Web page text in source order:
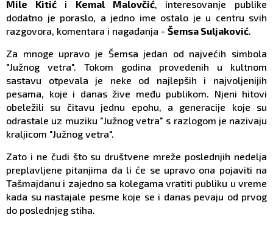
Mile Kitići Kemal Malovčić, interesovanje publike
dodatno je poraslo, a jedno ime ostalo je u centru svih
razgovora, komentara i nagađanja - Šemsa Suljaković.
Za mnoge upravo je Šemsa jedan od najvećih simbola
"Južnog vetra". Tokom godina provedenih u kultnom
sastavu otpevala je neke od najlepših i najvoljenijih
pesama, koje i danas žive među publikom. Njeni hitovi
obeležili su čitavu jednu epohu, a generacije koje su
odrastale uz muziku "Južnog vetra" s razlogom je nazivaju
kraljicom "Južnog vetra".
Zato i ne čudi što su društvene mreže poslednjih nedelja
preplavljene pitanjima da li će se upravo ona pojaviti na
Tašmajdanu i zajedno sa kolegama vratiti publiku u vreme
kada su nastajale pesme koje se i danas pevaju od prvog
do poslednjeg stiha.